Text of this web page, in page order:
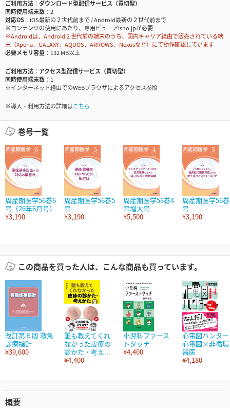
ご利用方法
ダウンロード型配信サービス（買切型）
同時使用端末数
2
対応OS
iOS最新の２世代前まで / Android最新の２世代前まで
※コンテンツの使用にあたり、専用ビューアisho.jpが必要
※Androidは、Android２世代前の端末のうち、国内キャリア経由で販売されている端
末（Xperia、GALAXY、AQUOS、ARROWS、Nexusなど）にて動作確認しています
必要メモリ容量
132 MB以上
ご利用方法
アクセス型配信サービス（買切型）
同時使用端末数
1
※インターネット経由でのWEBブラウザによるアクセス参照
※導入・利用方法の詳細はこちら
巻号一覧
周産期医学56巻6
号（26年6月号）
¥3,190
周産期医学56巻5
号
¥3,190
周産期医学56巻4
号増大号
¥5,500
周産期医学56
号
¥3,190
この商品を買った人は、こんな商品も買っています。
改訂第６版 救急
診療指針
¥39,600
誰も教えてくれ
なかった皮疹の
診かた・考え...
¥4,400
小児科ファース
トタッチ
¥4,400
心電図ハンター
心電図×非循環
器医
¥4,180
概要